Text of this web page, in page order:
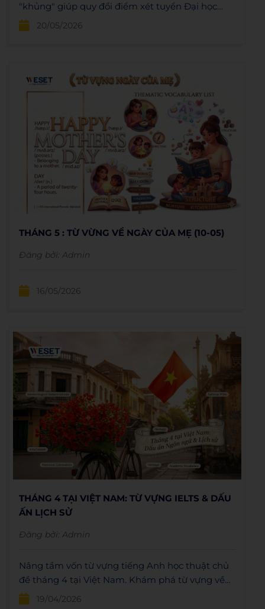
"khủng" giúp quy đổi điểm xét tuyển Đại học
2026. Bắt đầu lộ trình học cùng WESET để bứt
phá ngay hôm nay!
20/05/2026
THÁNG 5 : TỪ VỪNG VỀ NGÀY CỦA MẸ (10-05)
Đăng bởi: Admin
16/05/2026
THÁNG 4 TẠI VIỆT NAM: TỪ VỰNG IELTS & DẤU
ẤN LỊCH SỬ
Đăng bởi: Admin
Nâng tầm vốn từ vựng tiếng Anh học thuật chủ
đề tháng 4 tại Việt Nam. Khám phá từ vựng về
thiên nhiên và ý nghĩa lịch sử ngày 30/4.
19/04/2026